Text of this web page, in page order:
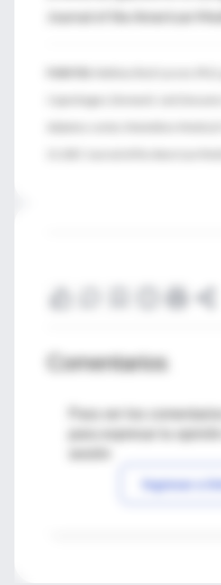
Journal of the American
Comentarios
Para ver los
Ingresar a